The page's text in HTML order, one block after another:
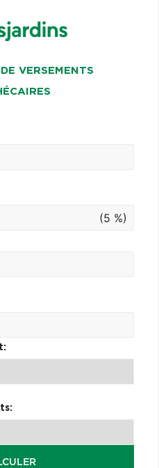
VERSEMENTS
(5 %)